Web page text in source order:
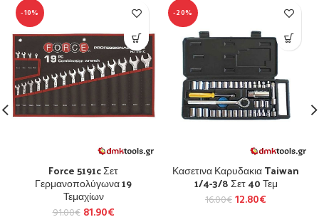
-10%
Force 5191c Σετ
Γερμανοπολύγωνα 19
Τεμαχίων
91.00€ 81.90€
-20%
Κασετινα Καρυδακια Taiwan
1/4-3/8 Σετ 40 Τεμ
16.00€12.80€